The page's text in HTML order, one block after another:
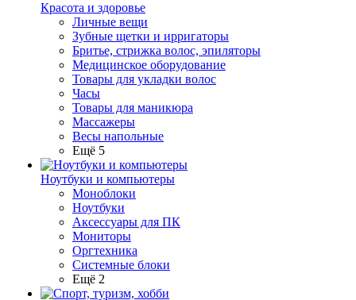
Красота и здоровье
Личные вещи
Зубные щетки и ирригаторы
Бритье, стрижка волос, эпиляторы
Медицинское оборудование
Товары для укладки волос
Часы
Товары для маникюра
Массажеры
Весы напольные
Ещё 5
Ноутбуки и компьютеры
Моноблоки
Ноутбуки
Аксессуары для ПК
Мониторы
Оргтехника
Системные блоки
Ещё 2